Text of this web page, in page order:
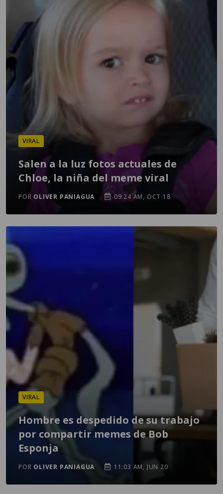
VIRAL
Salen a la luz fotos actuales de
Chloe, la niña del meme viral
POR OLIVER PANIAGUA 09:24 AM, OCT 18
VIRAL
Hombre es despedido de su trabajo
por compartir memes de Bob
Esponja
POR OLIVER PANIAGUA 11:03 AM, JUN 20